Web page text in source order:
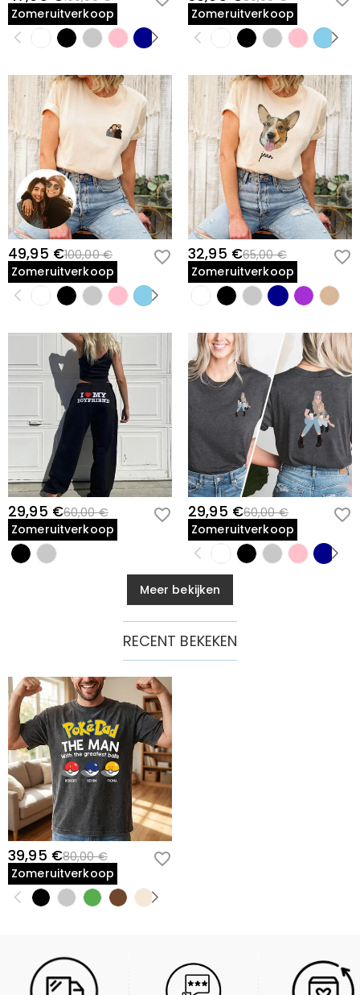
Zomeruitverkoop
Zomeruitverkoop
49,95 €100,00 €
Zomeruitverkoop
32,95 €65,00 €
Zomeruitverkoop
29,95 €60,00 €
Zomeruitverkoop
29,95 €60,00 €
Zomeruitverkoop
Meer bekijken
RECENT BEKEKEN
39,95 €80,00 €
Zomeruitverkoop